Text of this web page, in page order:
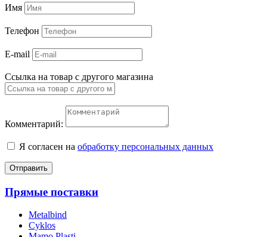
Имя
Телефон
E-mail
Ссылка на товар с другого магазина
Комментарий:
Я согласен на обработку персональных данных
Отправить
Прямые поставки
Metalbind
Cyklos